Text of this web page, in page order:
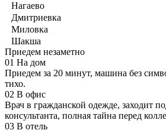
Нагаево
Дмитриевка
Миловка
Шакша
Приедем незаметно
01 На дом
Приедем за 20 минут, машина без
тихо.
02 В офис
Врач в гражданской одежде, заходит
консультанта, полная тайна перед
03 В отель